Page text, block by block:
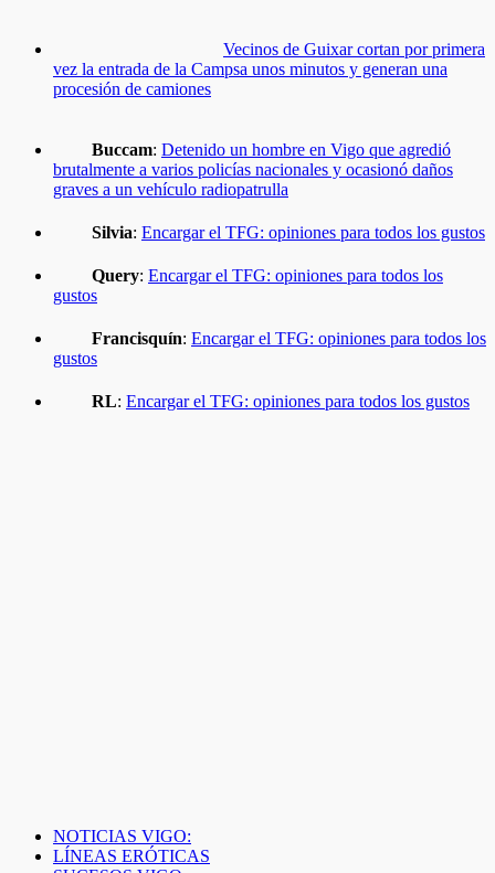
Vecinos de Guixar cortan por primera
vez la entrada de la Campsa unos minutos y generan una
procesión de camiones
Buccam: Detenido un hombre en Vigo que agredió
brutalmente a varios policías nacionales y ocasionó daños
graves a un vehículo radiopatrulla
Silvia: Encargar el TFG: opiniones para todos los gustos
Query: Encargar el TFG: opiniones para todos los
gustos
Francisquín: Encargar el TFG: opiniones para todos los
gustos
RL: Encargar el TFG: opiniones para todos los gustos
NOTICIAS VIGO:
LÍNEAS ERÓTICAS